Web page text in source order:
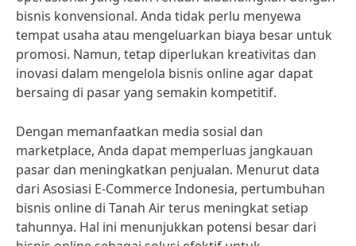
bisnis konvensional. Anda tidak perlu menyewa
tempat usaha atau mengeluarkan biaya besar untuk
promosi. Namun, tetap diperlukan kreativitas dan
inovasi dalam mengelola bisnis online agar dapat
bersaing di pasar yang semakin kompetitif.
Dengan memanfaatkan media sosial dan
marketplace, Anda dapat memperluas jangkauan
pasar dan meningkatkan penjualan. Menurut data
dari Asosiasi E-Commerce Indonesia, pertumbuhan
bisnis online di Tanah Air terus meningkat setiap
tahunnya. Hal ini menunjukkan potensi besar dari